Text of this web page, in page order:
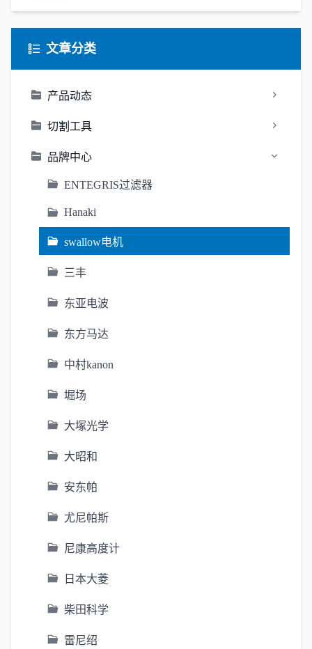
文章分类
产品动态
切割工具
品牌中心
ENTEGRIS过滤器
Hanaki
swallow电机
三丰
东亚电波
东方马达
中村kanon
堀场
大塚光学
大昭和
安东帕
尤尼帕斯
尼康高度计
日本大菱
柴田科学
雷尼绍